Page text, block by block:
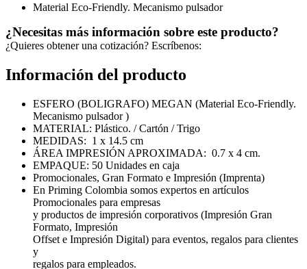
Material Eco-Friendly. Mecanismo pulsador
¿Necesitas más información sobre este producto?
¿Quieres obtener una cotización? Escríbenos:
Información del producto
ESFERO (BOLIGRAFO) MEGAN (Material Eco-Friendly.
Mecanismo pulsador )
MATERIAL: Plástico. / Cartón / Trigo
MEDIDAS: 1 x 14.5 cm
ÁREA IMPRESIÓN APROXIMADA: 0.7 x 4 cm.
EMPAQUE: 50 Unidades en caja
Promocionales, Gran Formato e Impresión (Imprenta)
En Priming Colombia somos expertos en artículos
Promocionales para empresas
y productos de impresión corporativos (Impresión Gran
Formato, Impresión
Offset e Impresión Digital) para eventos, regalos para clientes
y
regalos para empleados.